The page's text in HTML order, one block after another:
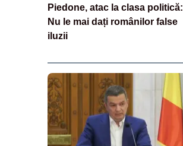
Piedone, atac la clasa politică:
Nu le mai dați românilor false
iluzii